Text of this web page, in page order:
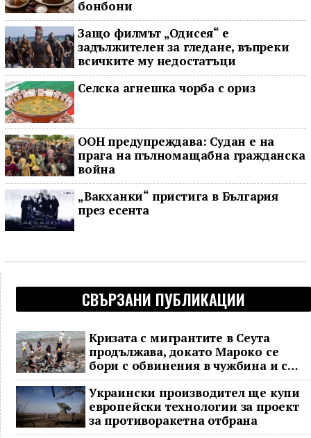
бонбони
Защо филмът „Одисея“ е
задължителен за гледане, въпреки
всичките му недостатъци
Селска агнешка чорба с ориз
ООН предупреждава: Судан е на
прага на пълномащабна гражданска
война
„Вакханки“ пристига в България
през есента
СВЪРЗАНИ ПУБЛИКАЦИИ
Кризата с мигрантите в Сеута
продължава, докато Мароко се
бори с обвинения в чужбина и с
гнева у дома
Украински производител ще купи
европейски технологии за проект
за противоракетна отбрана